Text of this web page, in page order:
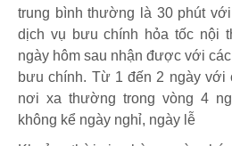
trung bình thường là 30 phút
dịch vụ bưu chính hỏa tốc nội
ngày hôm sau nhận được với
bưu chính. Từ 1 đến 2 ngày với
nơi xa thường trong vòng 4
không kể ngày nghỉ, ngày lễ